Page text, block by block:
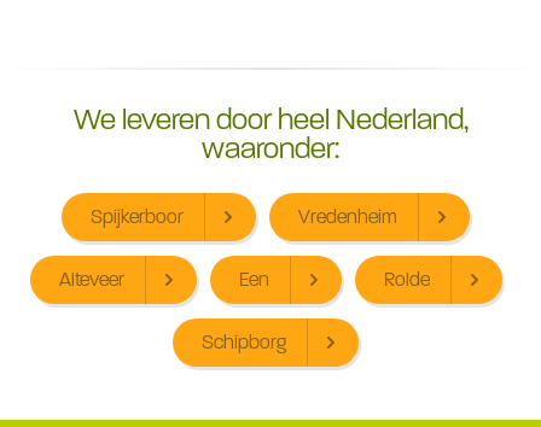
We leveren door heel Nederland,
waaronder:
Spijkerboor Vredenheim
Alteveer Een Rolde
Schipborg